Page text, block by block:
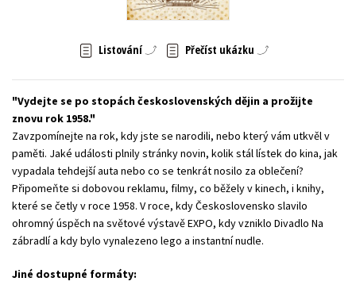
Zahraniční literatura
Všechny tituly
Listování Přečíst ukázku
Vydejte se po stopách československých dějin a prožijte
znovu rok 1958.
Zavzpomínejte na rok, kdy jste se narodili, nebo který vám utkvěl v
paměti. Jaké události plnily stránky novin, kolik stál lístek do kina, jak
vypadala tehdejší auta nebo co se tenkrát nosilo za oblečení?
Připomeňte si dobovou reklamu, filmy, co běžely v kinech, i knihy,
které se četly v roce 1958. V roce, kdy Československo slavilo
ohromný úspěch na světové výstavě EXPO, kdy vzniklo Divadlo Na
zábradlí a kdy bylo vynalezeno lego a instantní nudle.
Jiné dostupné formáty: